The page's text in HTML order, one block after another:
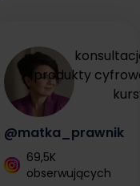
produkty
@matka_prawnik
69,5K
obserwujących